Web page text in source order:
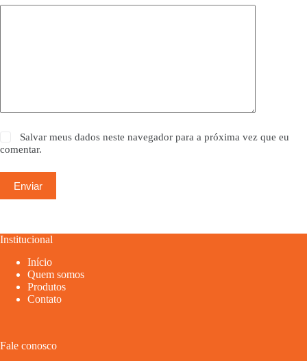
Salvar meus dados neste navegador para a próxima vez que eu
comentar.
Enviar
Institucional
Início
Quem somos
Produtos
Contato
Fale conosco